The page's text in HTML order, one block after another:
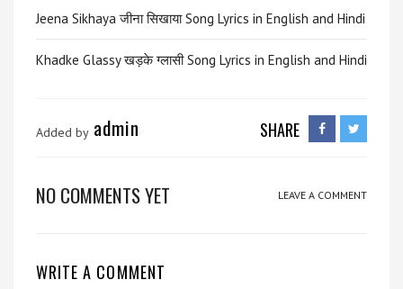
Jeena Sikhaya जीना सिखाया Song Lyrics in English and Hindi
Khadke Glassy खड़के ग्लासी Song Lyrics in English and Hindi
Added by admin SHARE
NO COMMENTS YET LEAVE A COMMENT
WRITE A COMMENT